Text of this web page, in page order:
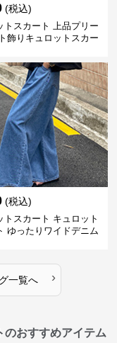
(税込)
トスカート 上品プリー
飾りキュロットスカー
(税込)
トスカート キュロット
ゆったりワイドデニム
一覧へ ›
のおすすめアイテム